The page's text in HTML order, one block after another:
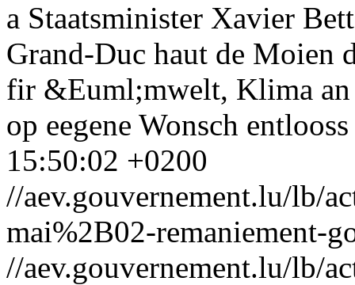
a Staatsminister Xavier
Grand-Duc haut de Moien
fir &Euml;mwelt, Klima
op eegene Wonsch
15:50:02 +0200
//aev.gouvernement.lu/lb/
mai%2B02-remaniement-
//aev.gouvernement.lu/lb/